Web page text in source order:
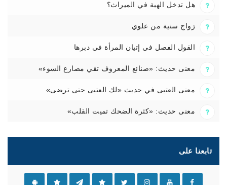
هل تدخل الهبة في الميراث؟
زواج سنية من علوي
القول الفصل في إتيان المرأة في دبرها
معنى حديث: «صنائع المعروف تقي مصارع السوء»
معنى العتبى في حديث «لك العتبى حتى ترضى»
معنى حديث: «كثرة الضحك تميت القلب»
تابعنا على